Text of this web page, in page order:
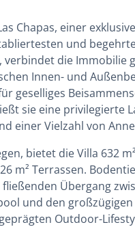
Chapas, einer
und
die Immobilie
Innen- und
geselliges
sie eine privilegierte
einer Vielzahl von
bietet die Villa 632
m² Terrassen.
Übergang
und den
Outdoor-